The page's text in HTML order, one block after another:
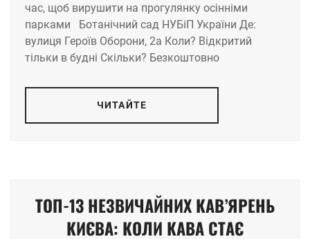
час, щоб вирушити на прогулянку осінніми
парками Ботанічний сад НУБіП України Де:
вулиця Героїв Оборони, 2а Коли? Відкритий
тільки в будні Скільки? Безкоштовно
ЧИТАЙТЕ
ТОП-13 НЕЗВИЧАЙНИХ КАВ’ЯРЕНЬ
КИЄВА: КОЛИ КАВА СТАЄ